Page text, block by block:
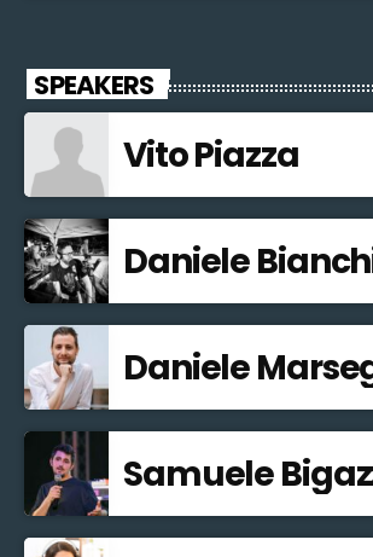
SPEAKERS
Vito Piazza
Daniele
Daniele
Samuele